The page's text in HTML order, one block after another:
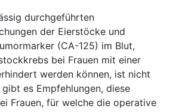
durchgeführten
der Eierstöcke und
(CA-125) im Blut,
bei Frauen mit einer
werden können, ist nicht
es Empfehlungen, diese
Frauen, für welche die operative